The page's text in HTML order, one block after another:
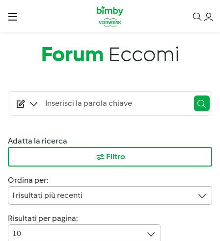
Salta al contenuto principale
Forum Eccomi
Adatta la ricerca
Filtro
Ordina per:
I risultati più recenti
Risultati per pagina:
10